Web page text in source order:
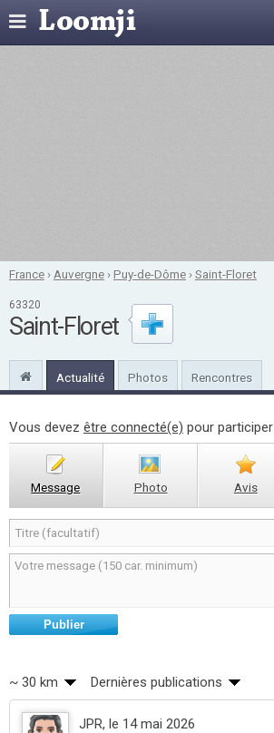
France › Auvergne ›Puy-de-Dôme ›Saint-Floret
63320
Saint-Floret
Actualité Photos Rencontres
Vous devez être connecté(e) pour participer
Message Photo Avis
Publier
~ 30 km Dernières publications
JPR, le 14 mai 2026